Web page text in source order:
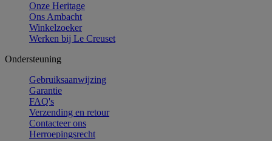
Onze Heritage
Ons Ambacht
Winkelzoeker
Werken bij Le Creuset
Ondersteuning
Gebruiksaanwijzing
Garantie
FAQ's
Verzending en retour
Contacteer ons
Herroepingsrecht